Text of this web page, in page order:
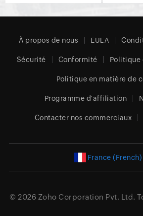
À propos de nous EULA
Sécurité Conformité
Politique en matière de
Programme d'affiliation
Contacter nos commerciaux
France (French)
© 2026 Zoho Corporation Pvt. Ltd.